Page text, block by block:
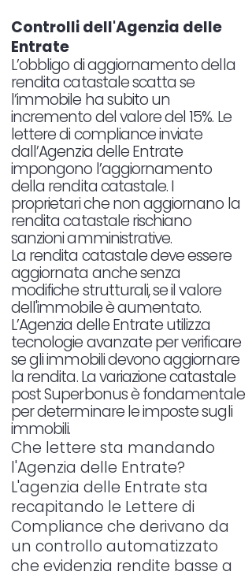
Controlli dell'Agenzia delle
Entrate
L’obbligo di aggiornamento della
rendita catastale scatta se
l’immobile ha subito un
incremento del valore del 15%. Le
lettere di compliance inviate
dall’Agenzia delle Entrate
impongono l’aggiornamento
della rendita catastale. I
proprietari che non aggiornano la
rendita catastale rischiano
sanzioni amministrative.
La rendita catastale deve essere
aggiornata anche senza
modifiche strutturali, se il valore
dell'immobile è aumentato.
L’Agenzia delle Entrate utilizza
tecnologie avanzate per verificare
se gli immobili devono aggiornare
la rendita. La variazione catastale
post Superbonus è fondamentale
per determinare le imposte sugli
immobili.
Che lettere sta mandando
l'Agenzia delle Entrate?
L'agenzia delle Entrate sta
recapitando le Lettere di
Compliance che derivano da
un controllo automatizzato
che evidenzia rendite basse a